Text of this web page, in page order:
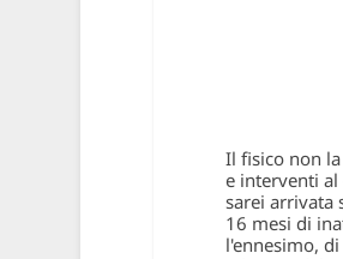
Il fisico non
e interventi al
sarei arrivata
16 mesi di
l'ennesimo,